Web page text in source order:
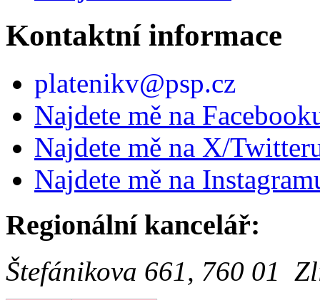
Kontaktní informace
platenikv@psp.cz
Najdete mě na
Najdete mě na X/
Najdete mě na
Regionální kancelář:
Štefánikova 661, 760 01